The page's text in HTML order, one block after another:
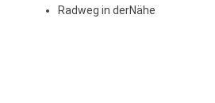
Radweg in derNähe